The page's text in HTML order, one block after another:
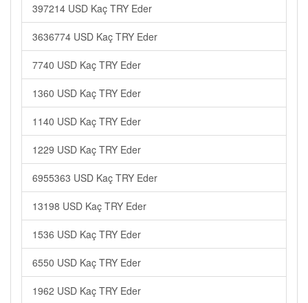
397214 USD Kaç TRY Eder
3636774 USD Kaç TRY Eder
7740 USD Kaç TRY Eder
1360 USD Kaç TRY Eder
1140 USD Kaç TRY Eder
1229 USD Kaç TRY Eder
6955363 USD Kaç TRY Eder
13198 USD Kaç TRY Eder
1536 USD Kaç TRY Eder
6550 USD Kaç TRY Eder
1962 USD Kaç TRY Eder